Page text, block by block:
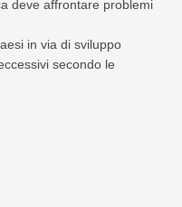
deve affrontare problemi
in via di sviluppo
secondo le